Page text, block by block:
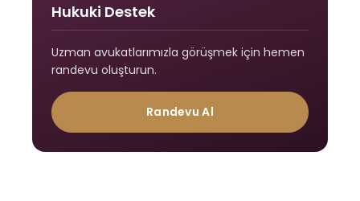
Hukuki Destek
Uzman avukatlarımızla görüşmek için hemen
randevu oluşturun.
Randevu Al